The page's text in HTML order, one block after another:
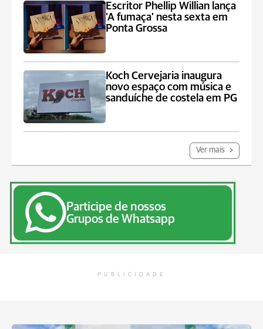
Escritor Phellip Willian lança
'A fumaça' nesta sexta em
Ponta Grossa
Koch Cervejaria inaugura
novo espaço com música e
sanduíche de costela em PG
Ver mais
Participe de nossos
Grupos de Whatsapp
PUBLICIDADE